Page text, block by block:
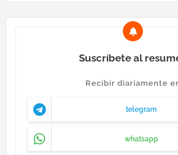
Suscríbete al
Recibir diariamente
telegram
whatsapp